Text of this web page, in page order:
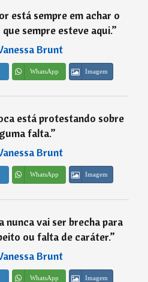
está sempre em achar o
sempre esteve aqui.”
Brunt
WhatsApp Imagem
está protestando sobre
falta.”
Brunt
WhatsApp Imagem
nunca vai ser brecha para
ou falta de caráter.”
Brunt
WhatsApp Imagem